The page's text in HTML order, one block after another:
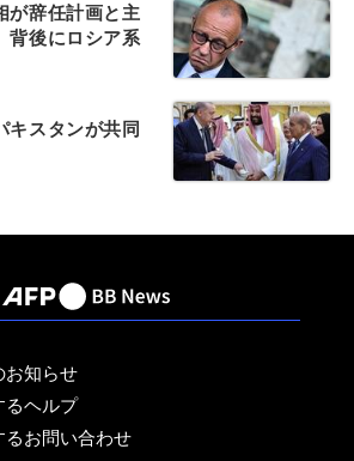
が辞任計画と主
背後にロシア系
キスタンが共同
お知らせ
るヘルプ
るお問い合わせ